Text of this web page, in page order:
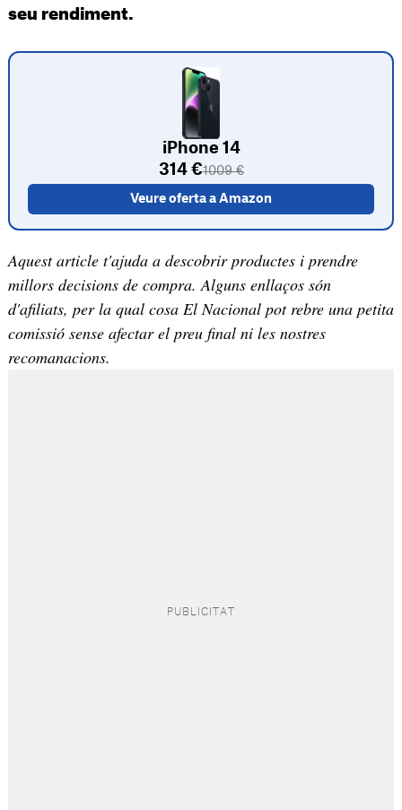
seu rendiment.
iPhone 14
314 €1009 €
Veure oferta a Amazon
Aquest article t'ajuda a descobrir productes i prendre
millors decisions de compra. Alguns enllaços són
d'afiliats, per la qual cosa El Nacional pot rebre una petita
comissió sense afectar el preu final ni les nostres
recomanacions.